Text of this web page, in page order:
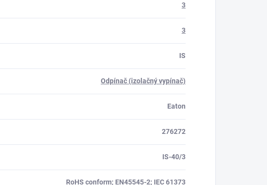
3
3
IS
Odpínač (izolačný vypínač)
Eaton
276272
IS-40/3
RoHS conform; EN45545-2; IEC 61373